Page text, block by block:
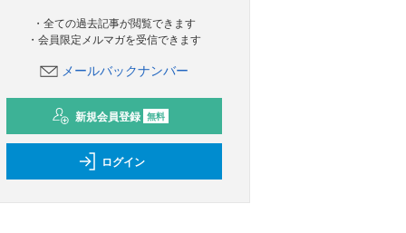
・全ての過去記事が閲覧できます
・会員限定メルマガを受信できます
メールバックナンバー
新規会員登録 無料
ログイン